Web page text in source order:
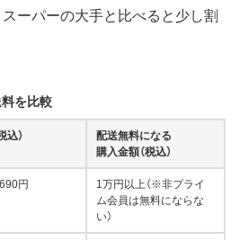
ーパーの大手と比べると少し割
を比較
込）
配送無料になる
購入金額（税込）
円
1万円以上（※非プライ
ム会員は無料にならな
い）